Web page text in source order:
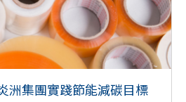
洲集團實踐節能減碳目標